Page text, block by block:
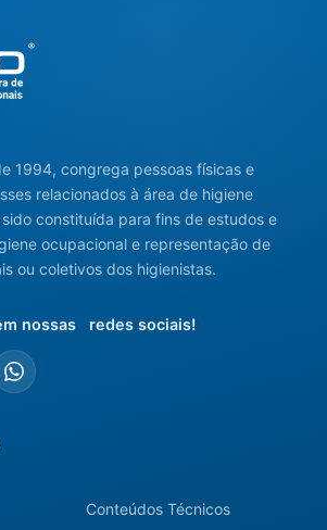
1994, congrega pessoas físicas e
relacionados à área de higiene
constituída para fins de estudos e
ocupacional e representação de
ou coletivos dos higienistas.
nossas redes sociais!
Conteúdos Técnicos